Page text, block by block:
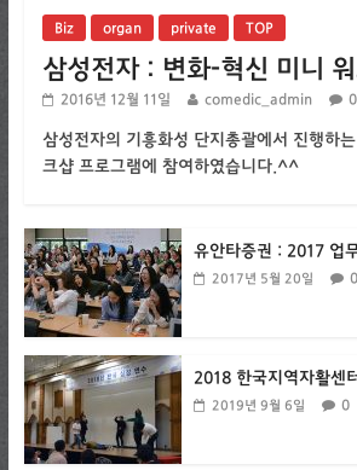
Biz organ private TOP
삼성전자 : 변화-혁신 미니
2016년 12월 11일 comedic_admin 0
삼성전자의 기흥화성 단지총괄에서 진행하
크샵 프로그램에 참여하였습니다.^^
유안타증권 : 2017 업
2017년 5월 20일 0
2018 한국지역자활센
2019년 9월 6일 0